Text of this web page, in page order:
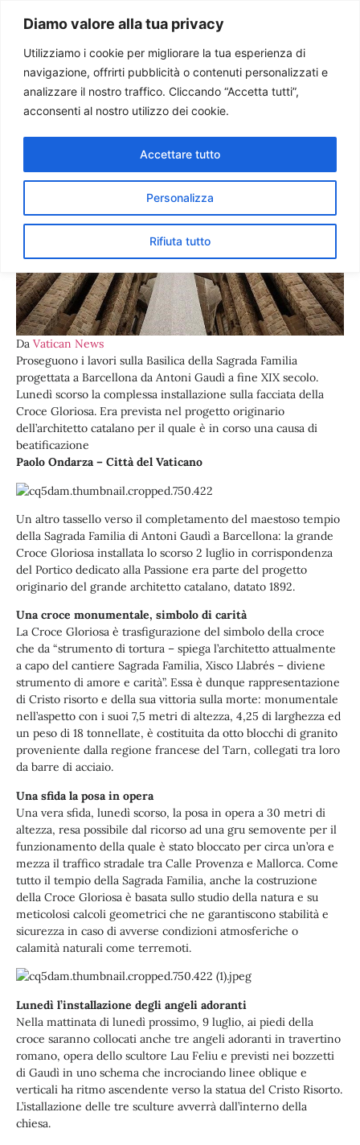
Diamo valore alla tua privacy
Utilizziamo i cookie per migliorare la tua esperienza di
navigazione, offrirti pubblicità o contenuti personalizzati e
analizzare il nostro traffico. Cliccando “Accetta tutti”,
acconsenti al nostro utilizzo dei cookie.
Personalizza
Rifiuta tutto
Accettare tutto
Paolo Ondarza
La Croce Gloriosa installata
sulla facciata della Sagrada
Familia
Da Vatican News
Proseguono i lavori sulla Basilica della Sagrada Familia
progettata a Barcellona da Antoni Gaudì a fine XIX secolo.
Lunedì scorso la complessa installazione sulla facciata della
Croce Gloriosa. Era prevista nel progetto originario
dell’architetto catalano per il quale è in corso una causa di
beatificazione
Paolo Ondarza – Città del Vaticano
Un altro tassello verso il completamento del maestoso tempio
della Sagrada Familia di Antoni Gaudì a Barcellona: la grande
Croce Gloriosa installata lo scorso 2 luglio in corrispondenza
del Portico dedicato alla Passione era parte del progetto
originario del grande architetto catalano, datato 1892.
Una croce monumentale, simbolo di carità
La Croce Gloriosa è trasfigurazione del simbolo della croce
che da “strumento di tortura – spiega l’architetto attualmente
a capo del cantiere Sagrada Familia, Xisco Llabrés – diviene
strumento di amore e carità”. Essa è dunque rappresentazione
di Cristo risorto e della sua vittoria sulla morte: monumentale
nell’aspetto con i suoi 7,5 metri di altezza, 4,25 di larghezza ed
un peso di 18 tonnellate, è costituita da otto blocchi di granito
proveniente dalla regione francese del Tarn, collegati tra loro
da barre di acciaio.
Una sfida la posa in opera
Una vera sfida, lunedì scorso, la posa in opera a 30 metri di
altezza, resa possibile dal ricorso ad una gru semovente per il
funzionamento della quale è stato bloccato per circa un’ora e
mezza il traffico stradale tra Calle Provenza e Mallorca. Come
tutto il tempio della Sagrada Familia, anche la costruzione
della Croce Gloriosa è basata sullo studio della natura e su
meticolosi calcoli geometrici che ne garantiscono stabilità e
sicurezza in caso di avverse condizioni atmosferiche o
calamità naturali come terremoti.
Lunedì l’installazione degli angeli adoranti
Nella mattinata di lunedì prossimo, 9 luglio, ai piedi della
croce saranno collocati anche tre angeli adoranti in travertino
romano, opera dello scultore Lau Feliu e previsti nei bozzetti
di Gaudì in uno schema che incrociando linee oblique e
verticali ha ritmo ascendente verso la statua del Cristo Risorto.
L’istallazione delle tre sculture avverrà dall’interno della
chiesa.